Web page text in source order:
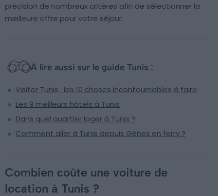
précision de nombreux critères afin de sélectionner la
meilleure offre pour votre séjour.
À lire aussi sur le guide Tunis :
Visiter Tunis : les 10 choses incontournables à faire
Les 9 meilleurs hôtels à Tunis
Dans quel quartier loger à Tunis ?
Comment aller à Tunis depuis Gênes en ferry ?
Combien coûte une voiture de
location à Tunis ?